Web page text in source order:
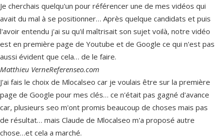
Je cherchais quelqu'un pour référencer une de mes vidéos qui
avait du mal à se positionner… Après quelque candidats et puis
l'avoir entendu j'ai su qu'il maîtrisait son sujet voilà, notre vidéo
est en première page de Youtube et de Google ce qui n'est pas
aussi évident que cela… de le faire.
Matthieu VerneReferenseo.com
J'ai fais le choix de Mlocalseo car je voulais être sur la première
page de Google pour mes clés… ce n'était pas gagné d'avance
car, plusieurs seo m'ont promis beaucoup de choses mais pas
de résultat… mais Claude de Mlocalseo m'a proposé autre
chose…et cela a marché.